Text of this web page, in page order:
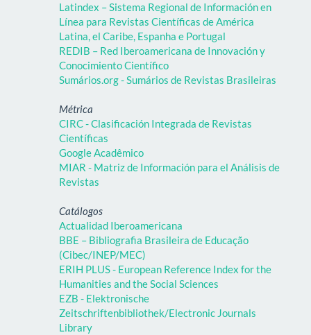
Latindex – Sistema Regional de Información en
Línea para Revistas Científicas de América
Latina, el Caribe, Espanha e Portugal
REDIB – Red Iberoamericana de Innovación y
Conocimiento Científico
Sumários.org - Sumários de Revistas Brasileiras
Métrica
CIRC - Clasificación Integrada de Revistas
Científicas
Google Acadêmico
MIAR - Matriz de Información para el Análisis de
Revistas
Catálogos
Actualidad Iberoamericana
BBE – Bibliografia Brasileira de Educação
(Cibec/INEP/MEC)
ERIH PLUS - European Reference Index for the
Humanities and the Social Sciences
EZB - Elektronische
Zeitschriftenbibliothek/Electronic Journals
Library